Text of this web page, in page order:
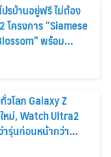
ปรบ้านอยู่ฟรี ไม่ต้อง
โครงการ “Siamese
พร้อม
ถึง 31 สิงหาคม
วโลก Galaxy Z
หม่, Watch Ultra2
รุ่นก่อนหน้ากว่า